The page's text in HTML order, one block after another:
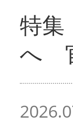
特
へ